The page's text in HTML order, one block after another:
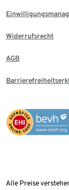
Widerrufsrecht
AGB
Alle Preise